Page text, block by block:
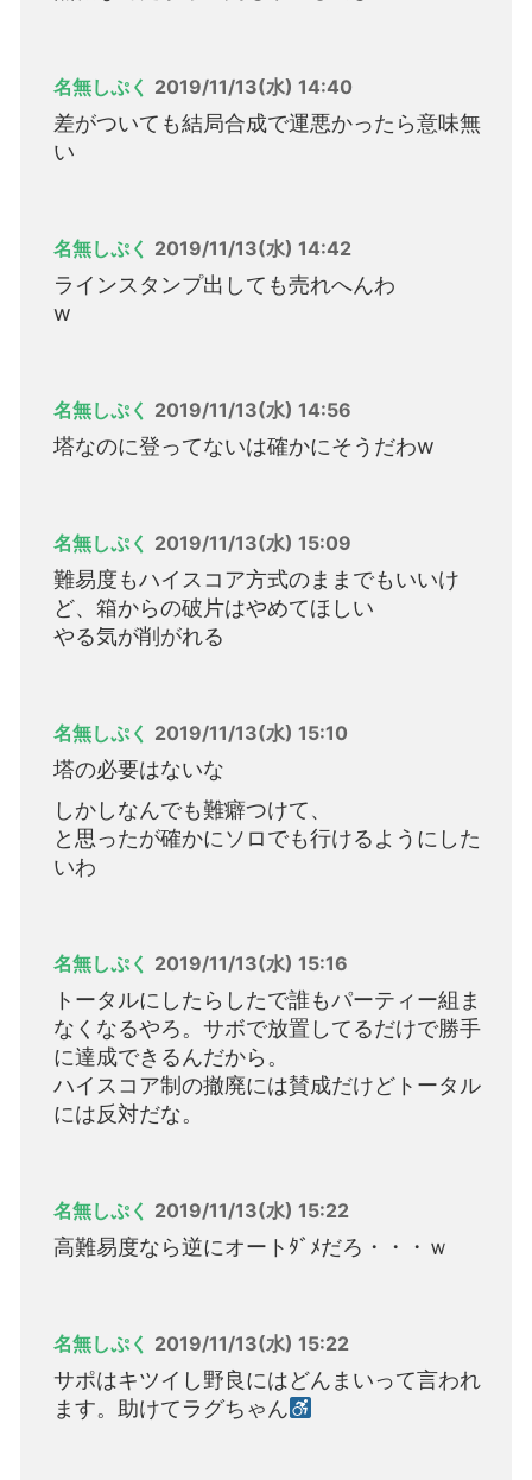
名無しぷく 2019/11/13(水) 14:40
差がついても結局合成で運悪かったら意味無
い
名無しぷく 2019/11/13(水) 14:42
ラインスタンプ出しても売れへんわ
w
名無しぷく 2019/11/13(水) 14:56
塔なのに登ってないは確かにそうだわw
名無しぷく 2019/11/13(水) 15:09
難易度もハイスコア方式のままでもいいけ
ど、箱からの破片はやめてほしい
やる気が削がれる
名無しぷく 2019/11/13(水) 15:10
塔の必要はないな
しかしなんでも難癖つけて、
と思ったが確かにソロでも行けるようにした
いわ
名無しぷく 2019/11/13(水) 15:16
トータルにしたらしたで誰もパーティー組ま
なくなるやろ。サボで放置してるだけで勝手
に達成できるんだから。
ハイスコア制の撤廃には賛成だけどトータル
には反対だな。
名無しぷく 2019/11/13(水) 15:22
高難易度なら逆にオートﾀﾞﾒだろ・・・ｗ
名無しぷく 2019/11/13(水) 15:22
サポはキツイし野良にはどんまいって言われ
ます。助けてラグちゃん